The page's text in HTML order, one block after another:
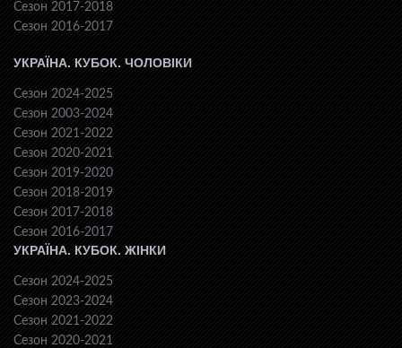
Сезон 2017-2018
Сезон 2016-2017
УКРАЇНА. КУБОК. ЧОЛОВІКИ
Сезон 2024-2025
Сезон 2003-2024
Сезон 2021-2022
Сезон 2020-2021
Сезон 2019-2020
Сезон 2018-2019
Сезон 2017-2018
Сезон 2016-2017
УКРАЇНА. КУБОК. ЖІНКИ
Сезон 2024-2025
Сезон 2023-2024
Сезон 2021-2022
Сезон 2020-2021